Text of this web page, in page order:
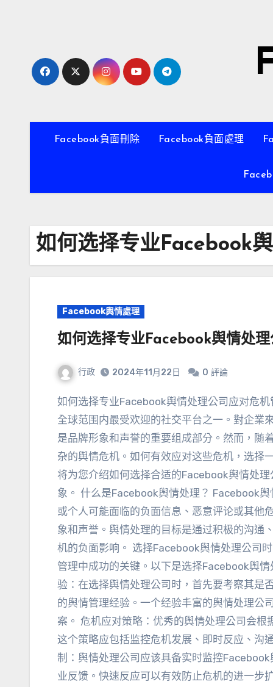
Facebook負面刪除 Facebook負面處理
如何选择专业Facebook
Facebook輿情處理
如何选择专业Facebook舆情处
行政 2024年11月22日 0 評論
如何选择专业Facebook舆情处理公司应对危
全球范围内最受欢迎的社交平台之一 。對企業
是品牌形象和声誉的重要组成部分 。然而， 随
杂的舆情危机 。 如何有效应对这些危机 ， 选择
将为您介绍如何选择合适的Facebook舆情处理
象 。 什么是Facebook舆情处理？ Facebook
或个人可能面临的负面信息 、 恶意评论或其他
象和声誉 。 舆情处理的目标是通过积极的沟通
机的负面影响 。 选择Facebook舆情处理公司
管理中成功的关键 。 以下是选择Facebook舆
验 ： 在选择舆情处理公司时 ， 首先要考察其是
的舆情管理经验 。 一个经验丰富的舆情处理公
案 。 危机应对策略 ： 优秀的舆情处理公司会根
这个策略应包括监控危机发展 、 即时反应 、 沟
制 ： 舆情处理公司应该具备实时监控Facebook
业反馈 。 快速反应可以有效防止危机的进一步